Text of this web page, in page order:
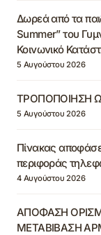
Δωρεά από τα
Summer” του
Κοινωνικό
5 Αυγούστου 2026
ΤΡΟΠΟΠΟΙΗΣΗ
5 Αυγούστου 2026
Πίνακας
περιφοράς
4 Αυγούστου 2026
ΑΠΟΦΑΣΗ
ΜΕΤΑΒΙΒΑΣΗ